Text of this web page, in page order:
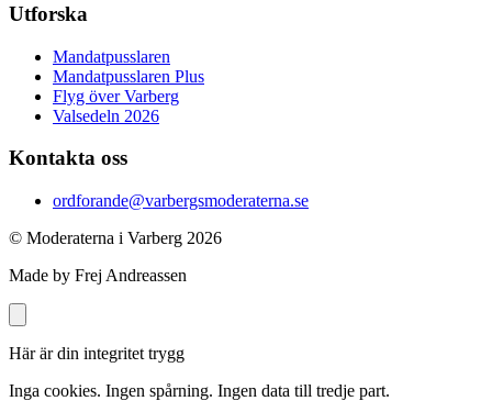
Utforska
Mandatpusslaren
Mandatpusslaren Plus
Flyg över Varberg
Valsedeln 2026
Kontakta oss
ordforande@varbergsmoderaterna.se
© Moderaterna i Varberg 2026
Made by Frej Andreassen
Här är din integritet trygg
Inga cookies. Ingen spårning. Ingen data till tredje part.